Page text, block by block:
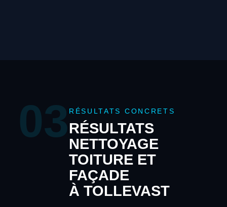
03 RÉSULTATS CONCRETS
RÉSULTATS
NETTOYAGE
TOITURE ET
FAÇADE
À TOLLEVAST